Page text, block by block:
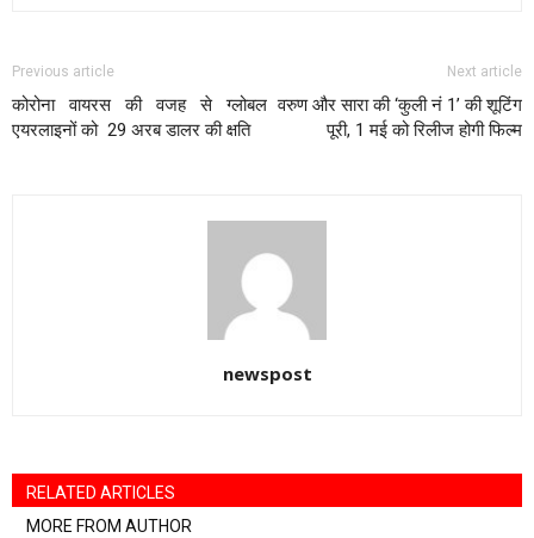
Previous article
कोरोना वायरस की वजह से ग्लोबल
एयरलाइनों को 29 अरब डालर की क्षति
Next article
वरुण और सारा की ‘कुली नं 1’ की शूटिंग
पूरी, 1 मई को रिलीज होगी फिल्म
newspost
RELATED ARTICLES
MORE FROM AUTHOR